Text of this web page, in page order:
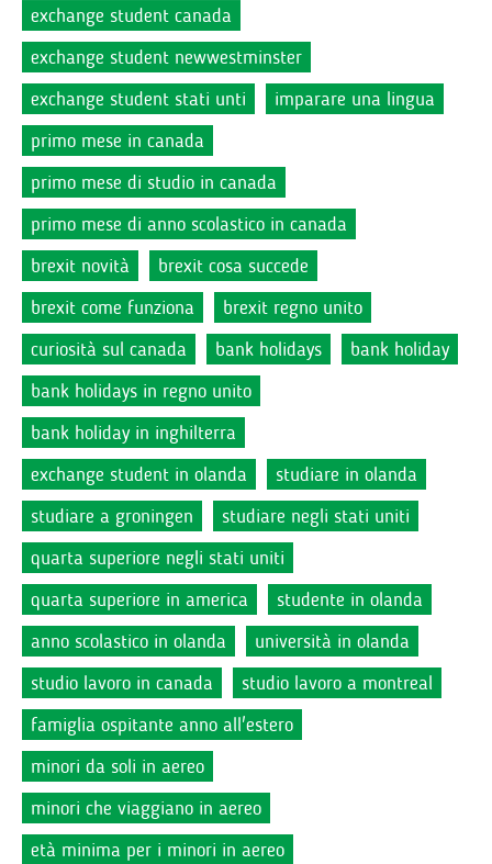
exchange student canada
exchange student newwestminster
exchange student stati unti
imparare una lingua
primo mese in canada
primo mese di studio in canada
primo mese di anno scolastico in canada
brexit novità
brexit cosa succede
brexit come funziona
brexit regno unito
curiosità sul canada
bank holidays
bank holiday
bank holidays in regno unito
bank holiday in inghilterra
exchange student in olanda
studiare in olanda
studiare a groningen
studiare negli stati uniti
quarta superiore negli stati uniti
quarta superiore in america
studente in olanda
anno scolastico in olanda
università in olanda
studio lavoro in canada
studio lavoro a montreal
famiglia ospitante anno all'estero
minori da soli in aereo
minori che viaggiano in aereo
età minima per i minori in aereo